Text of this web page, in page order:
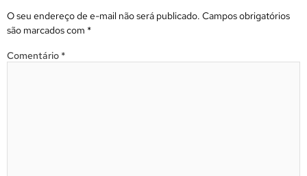
O seu endereço de e-mail não será publicado. Campos obrigatórios
são marcados com *
Comentário *